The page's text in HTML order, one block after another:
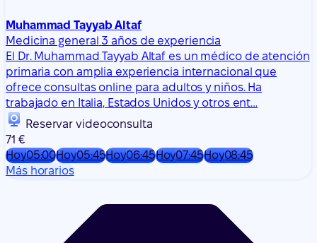
trabajado en Italia, Estados Unidos y otros ent…
Reservar videoconsulta
71 €
Hoy05:00Hoy05:45Hoy06:45Hoy07:45Hoy08:45
Más horarios